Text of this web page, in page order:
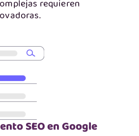
requieren
SEO en Google